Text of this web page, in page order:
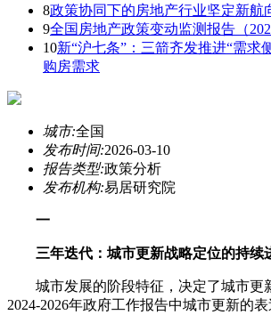
8政策协同下的房地产行业坚定新航
9全国房地产政策变动监测报告（
10新“沪七条”：三箭齐发推进“需求
购房需求
城市:全国
发布时间:2026-03-10
报告类型:政策分析
发布机构:易居研究院
一
三年迭代：城市更新战略定位的持续
城市发展的阶段特征，决定了城市更
2024-2026年政府工作报告中城市更新的